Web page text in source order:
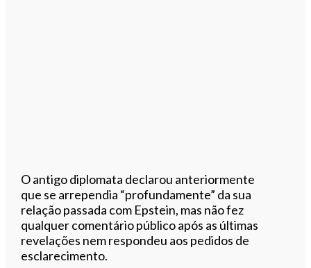
O antigo diplomata declarou anteriormente
que se arrependia “profundamente” da sua
relação passada com Epstein, mas não fez
qualquer comentário público após as últimas
revelações nem respondeu aos pedidos de
esclarecimento.